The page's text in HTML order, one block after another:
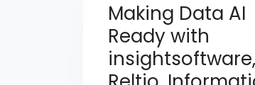
Making Data AI
Ready with
insightsoftware,